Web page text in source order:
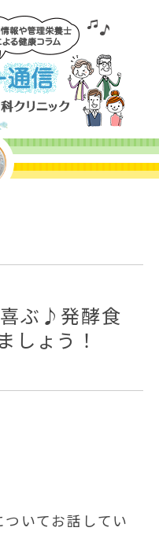
ぶ♪発酵食
しょう！
いてお話してい